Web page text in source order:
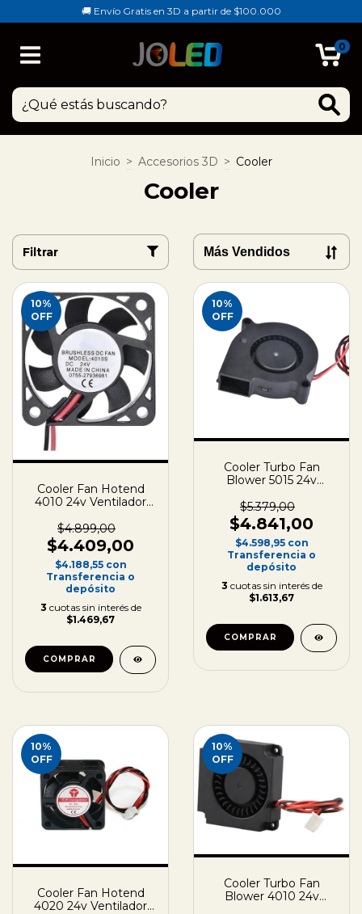
🚚 Envío Gratis en 3D a partir de $100.000
0
Inicio > Accesorios 3D > Cooler
Cooler
Filtrar
10%
OFF
Cooler Fan Hotend
4010 24v Ventilador
40x40x10
$4.899,00
$4.409,00
$4.188,55 con
Transferencia o
depósito
3 cuotas sin interés de
$1.469,67
10%
OFF
Cooler Turbo Fan
Blower 5015 24v
50x50x15
$5.379,00
$4.841,00
$4.598,95 con
Transferencia o
depósito
3 cuotas sin interés de
$1.613,67
10%
OFF
Cooler Fan Hotend
4020 24v Ventilador
10%
OFF
Cooler Turbo Fan
Blower 4010 24v